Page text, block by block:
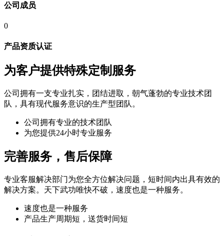
公司成员
0
产品资质认证
为客户提供特殊定制服务
公司拥有一支专业扎实，团结进取，朝气蓬勃的专业技术团
队，具有现代服务意识的生产型团队。
公司拥有专业的技术团队
为您提供24小时专业服务
完善服务，售后保障
专业客服解决部门为您全方位解决问题，短时间内出具有效的
解决方案。天下武功唯快不破，速度也是一种服务。
速度也是一种服务
产品生产周期短，送货时间短